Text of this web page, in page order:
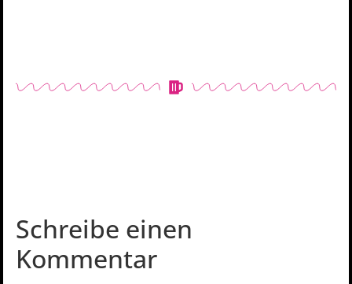
Schreibe einen
Kommentar